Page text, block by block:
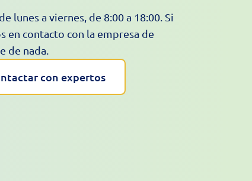
lunes a viernes, de 8:00 a 18:00. Si
en contacto con la empresa de
de nada.
con expertos